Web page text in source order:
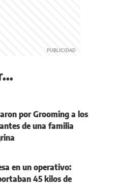
por Grooming a los
de una familia
en un operativo:
45 kilos de